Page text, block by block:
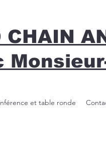
CHAIN
et table ronde